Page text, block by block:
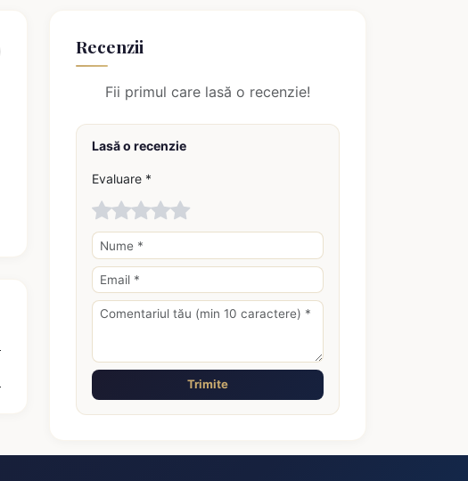
Recenzii
Fii primul care lasă o recenzie!
Lasă o recenzie
Evaluare *
Trimite